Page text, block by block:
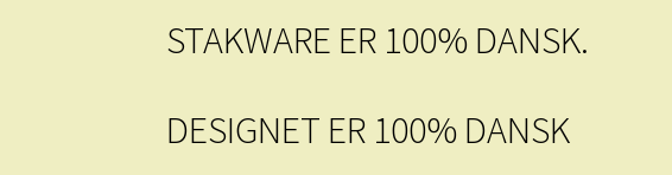
STAKWARE ER 100% DANSK.
DESIGNET ER 100% DANSK